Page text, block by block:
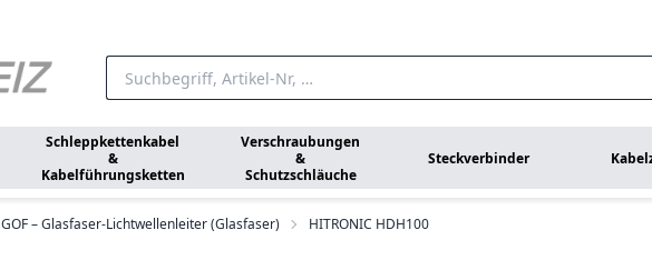
Schleppkettenkabel
&
Kabelführungsketten
Verschraubungen
&
Schutzschläuche
Steckverbinder
GOF – Glasfaser-Lichtwellenleiter (Glasfaser) HITRONIC HDH100